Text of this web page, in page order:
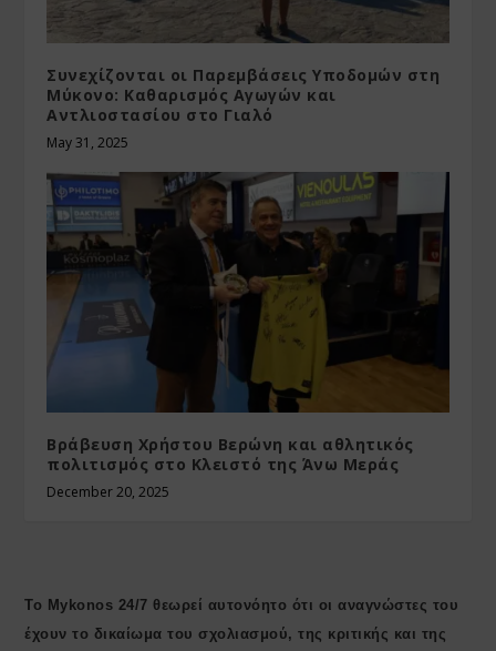
Συνεχίζονται οι Παρεμβάσεις Υποδομών στη
Μύκονο: Καθαρισμός Αγωγών και
Αντλιοστασίου στο Γιαλό
May 31, 2025
Βράβευση Χρήστου Βερώνη και αθλητικός
πολιτισμός στο Κλειστό της Άνω Μεράς
December 20, 2025
Το Mykonos 24/7 θεωρεί αυτονόητο ότι οι αναγνώστες του
έχουν το δικαίωμα του σχολιασμού, της κριτικής και της